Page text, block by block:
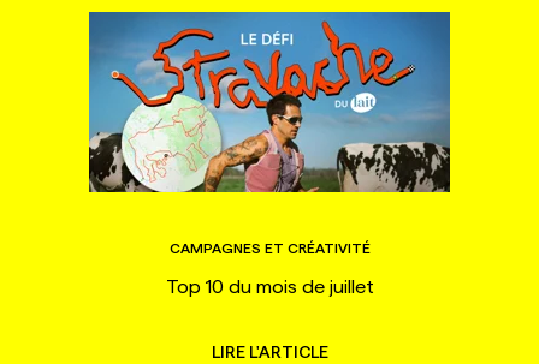
CAMPAGNES ET CRÉATIVITÉ
Top 10 du mois de juillet
LIRE L'ARTICLE